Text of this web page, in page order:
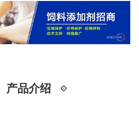
产品介绍